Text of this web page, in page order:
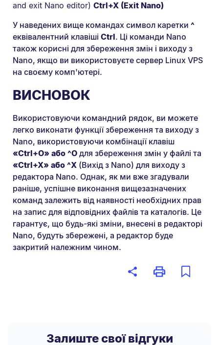
and exit Nano editor) Ctrl+X (Exit Nano)
У наведених вище командах символ каретки ^
еквівалентний клавіші Ctrl. Ці команди Nano
також корисні для збереження змін і виходу з
Nano, якщо ви використовуєте сервер Linux VPS
на своєму комп'ютері.
ВИСНОВОК
Використовуючи командний рядок, ви можете
легко виконати функції збереження та виходу з
Nano, використовуючи комбінації клавіш
«Ctrl+O» або ^O для збереження змін у файлі та
«Ctrl+X» або ^X (Вихід з Nano) для виходу з
редактора Nano. Однак, як ми вже згадували
раніше, успішне виконання вищезазначених
команд залежить від наявності необхідних прав
на запис для відповідних файлів та каталогів. Це
гарантує, що будь-які зміни, внесені в редакторі
Nano, будуть збережені, а редактор буде
закритий належним чином.
Залиште свої відгуки